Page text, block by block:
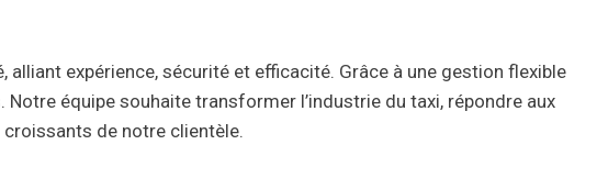
expérience, sécurité et efficacité. Grâce à une gestion flexible
équipe souhaite transformer l’industrie du taxi, répondre aux
de notre clientèle.